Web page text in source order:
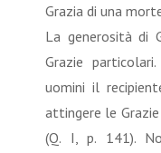
Grazia di una
La generosità di
Grazie
uomini il
attingere le
(Q. I, p. 141).